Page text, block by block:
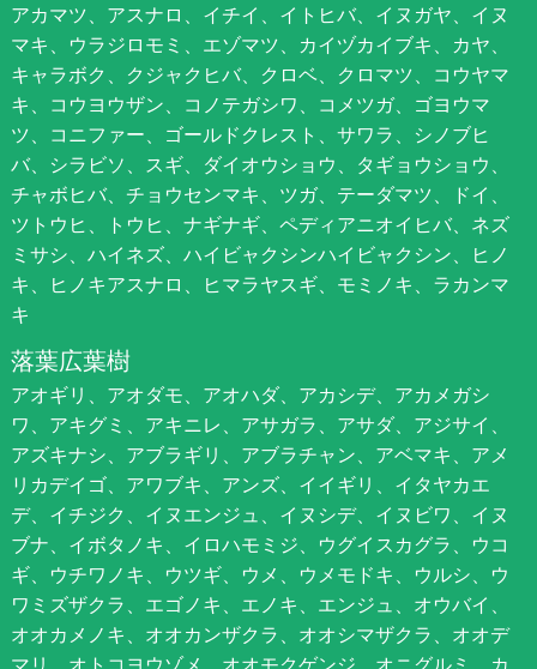
アカマツ、アスナロ、イチイ、イトヒバ、イヌガヤ、イヌ
マキ、ウラジロモミ、エゾマツ、カイヅカイブキ、カヤ、
キャラボク、クジャクヒバ、クロベ、クロマツ、コウヤマ
キ、コウヨウザン、コノテガシワ、コメツガ、ゴヨウマ
ツ、コニファー、ゴールドクレスト、サワラ、シノブヒ
バ、シラビソ、スギ、ダイオウショウ、タギョウショウ、
チャボヒバ、チョウセンマキ、ツガ、テーダマツ、ドイ、
ツトウヒ、トウヒ、ナギナギ、ペディアニオイヒバ、ネズ
ミサシ、ハイネズ、ハイビャクシンハイビャクシン、ヒノ
キ、ヒノキアスナロ、ヒマラヤスギ、モミノキ、ラカンマ
キ
落葉広葉樹
アオギリ、アオダモ、アオハダ、アカシデ、アカメガシ
ワ、アキグミ、アキニレ、アサガラ、アサダ、アジサイ、
アズキナシ、アブラギリ、アブラチャン、アベマキ、アメ
リカデイゴ、アワブキ、アンズ、イイギリ、イタヤカエ
デ、イチジク、イヌエンジュ、イヌシデ、イヌビワ、イヌ
ブナ、イボタノキ、イロハモミジ、ウグイスカグラ、ウコ
ギ、ウチワノキ、ウツギ、ウメ、ウメモドキ、ウルシ、ウ
ワミズザクラ、エゴノキ、エノキ、エンジュ、オウバイ、
オオカメノキ、オオカンザクラ、オオシマザクラ、オオデ